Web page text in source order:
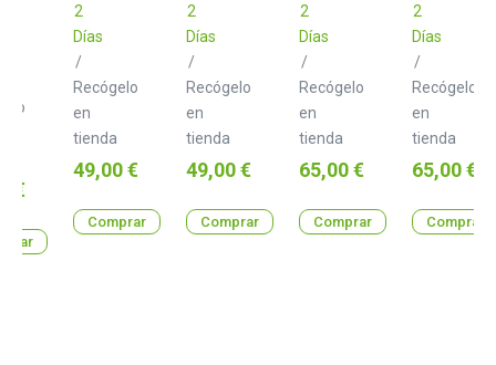
€
2
Días
/
Recógelo
en
tienda
Precio
49,00 €
Comprar
2
Días
/
Recógelo
en
tienda
Precio
49,00 €
Comprar
2
Días
/
Recógelo
en
tienda
Precio
65,00 €
Comprar
2
Días
/
Recógelo
en
tienda
Precio
65,00 €
Comprar